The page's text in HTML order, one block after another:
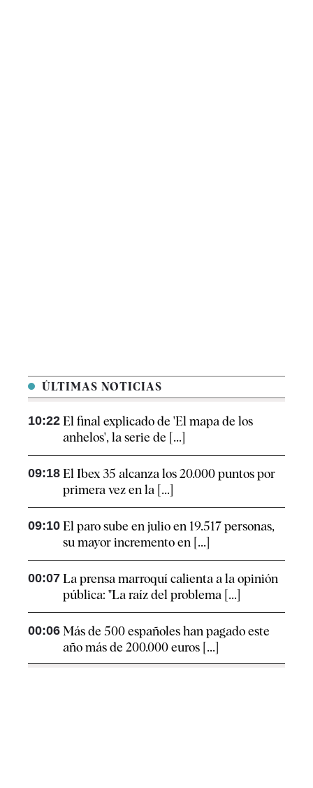
ÚLTIMAS NOTICIAS
10:22 El final explicado de 'El mapa de los
anhelos', la serie de [...]
09:18 El Ibex 35 alcanza los 20.000 puntos por
primera vez en la [...]
09:10 El paro sube en julio en 19.517 personas,
su mayor incremento en [...]
00:07 La prensa marroquí calienta a la opinión
pública: "La raíz del problema [...]
00:06 Más de 500 españoles han pagado este
año más de 200.000 euros [...]